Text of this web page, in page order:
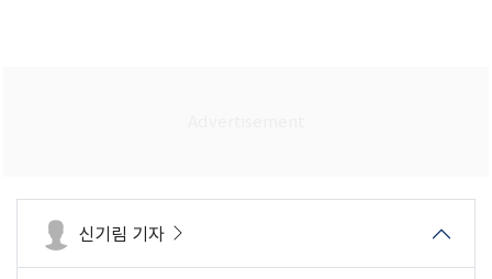
신기림 기자